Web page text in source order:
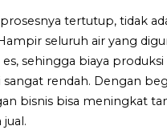
tertutup, tidak
seluruh air yang
sehingga biaya
rendah. Dengan
bisnis bisa meningkat